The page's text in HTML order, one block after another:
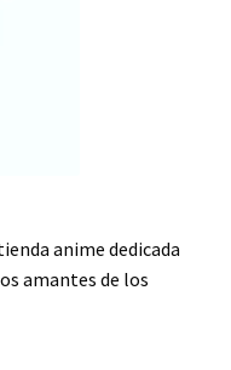
anime dedicada
amantes de los